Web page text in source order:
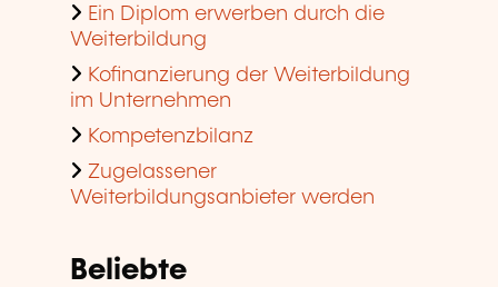
Ein Diplom erwerben durch die
Weiterbildung
Kofinanzierung der Weiterbildung
im Unternehmen
Kompetenzbilanz
Zugelassener
Weiterbildungsanbieter werden
Beliebte